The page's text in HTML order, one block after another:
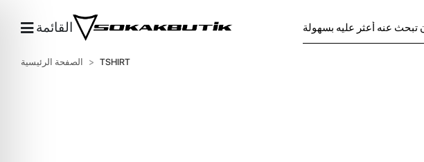
القائمة
الصفحة الرئيسية TSHIRT